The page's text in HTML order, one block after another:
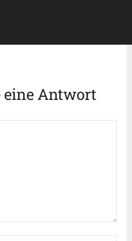
eine Antwort